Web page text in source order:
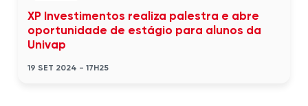
XP Investimentos realiza palestra e abre
oportunidade de estágio para alunos da
Univap
19 SET 2024 - 17H25